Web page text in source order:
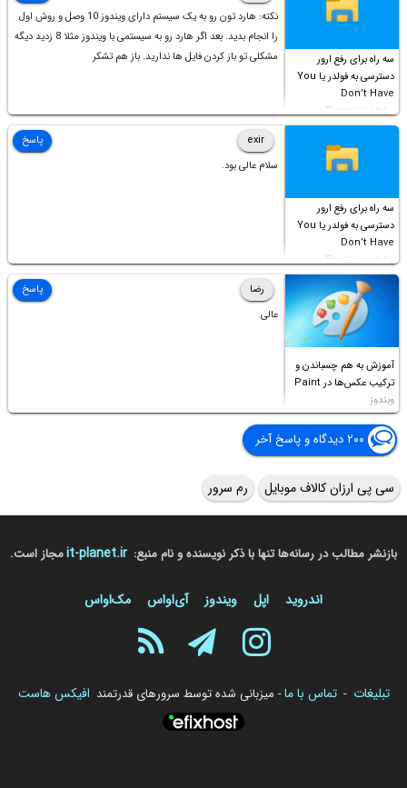
سه راه برای رفع ارور
دسترسی به فولدر یا You
Don’t Have
Permission to
Access this folder
نکته: هارد تون رو به یک سیستم دارای ویندوز 10 وصل و روش اول
را انجام بدید. بعد اگر هارد رو به سیستمی با ویندوز مثلا 8 زدید دیگه
مشکلی تو باز کردن فایل ها ندارید. باز هم تشکر
سه راه برای رفع ارور
دسترسی به فولدر یا You
Don’t Have
Permission to
Access this folder
exir
سلام عالی بود.
پاسخ
آموزش به هم چسباندن و
ترکیب عکس‌ها در Paint
ویندوز
رضا
عالی
پاسخ
۲۰۰ دیدگاه و پاسخ آخر
سی پی ارزان کالاف موبایل رم سرور
بازنشر مطالب در رسانه‌ها تنها با ذکر نویسنده و نام منبع: it-planet.irمجاز است.
اندروید اپل ویندوز آی‌او‌اس مک‌او‌اس
تبلیغات - تماس با ما- میزبانی شده توسط سرورهای قدرتمند افیکس هاست